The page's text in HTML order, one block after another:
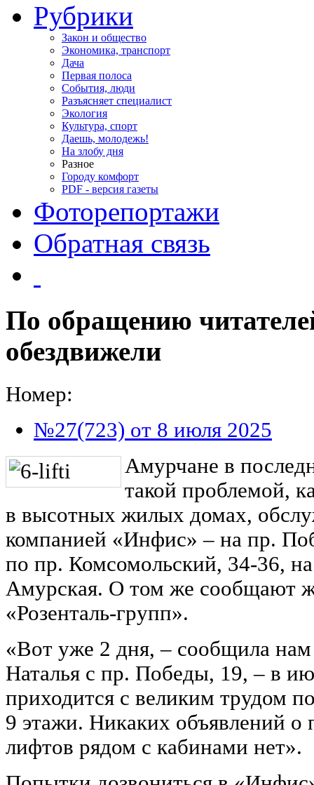
Рубрики
Закон и общество
Экономика, транспорт
Дача
Первая полоса
События, люди
Разъясняет специалист
Экология
Культура, спорт
Даешь, молодежь!
На злобу дня
Разное
Городу комфорт
PDF - версия газеты
Фоторепортажи
Обратная связь
По обращению
обездвижели
Номер:
№27(723) от 8 июля 2025
Амурчане в
такой проблемой,
в высотных жилых домах,
компанией «Инфис» – на пр.
по пр. Комсомольский, 34-36,
Амурская. О том же сообщают
«Розенталь-групп».
«Вот уже 2 дня, ‒ сообщила
Наталья с пр. Победы, 19, ‒ в
приходится с великим трудом
9 этажи. Никаких объявлений о
лифтов рядом с кабинами нет».